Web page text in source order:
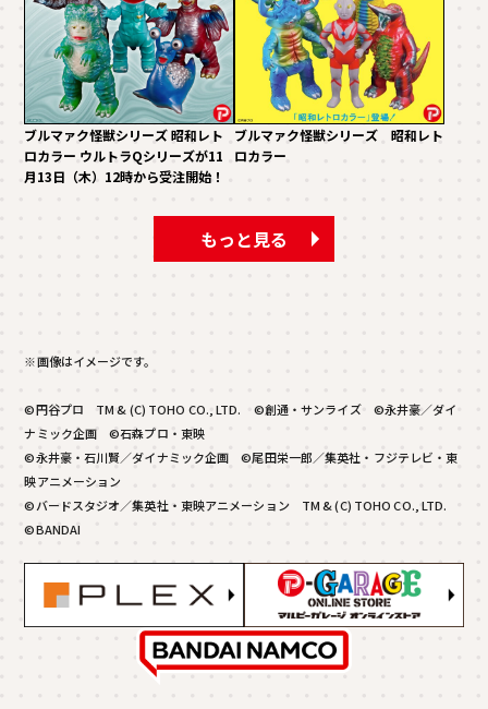
ブルマァク怪獣シリーズ 昭和レト
ロカラー ウルトラQシリーズが11
月13日（木）12時から受注開始！
ブルマァク怪獣シリーズ 昭和レト
ロカラー
もっと見る
※画像はイメージです。
©円谷プロ TM & (C) TOHO CO., LTD. ©創通・サンライズ ©永井豪／ダイ
ナミック企画 ©石森プロ・東映
©永井豪・石川賢／ダイナミック企画 ©尾田栄一郎／集英社・フジテレビ・東
映アニメーション
©バードスタジオ／集英社・東映アニメーション TM & (C) TOHO CO., LTD.
©BANDAI